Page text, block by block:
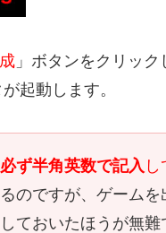
」ボタンをクリッ
起動します。
ず半角英数で記入 し
のですが、ゲーム
ておいたほうが無難